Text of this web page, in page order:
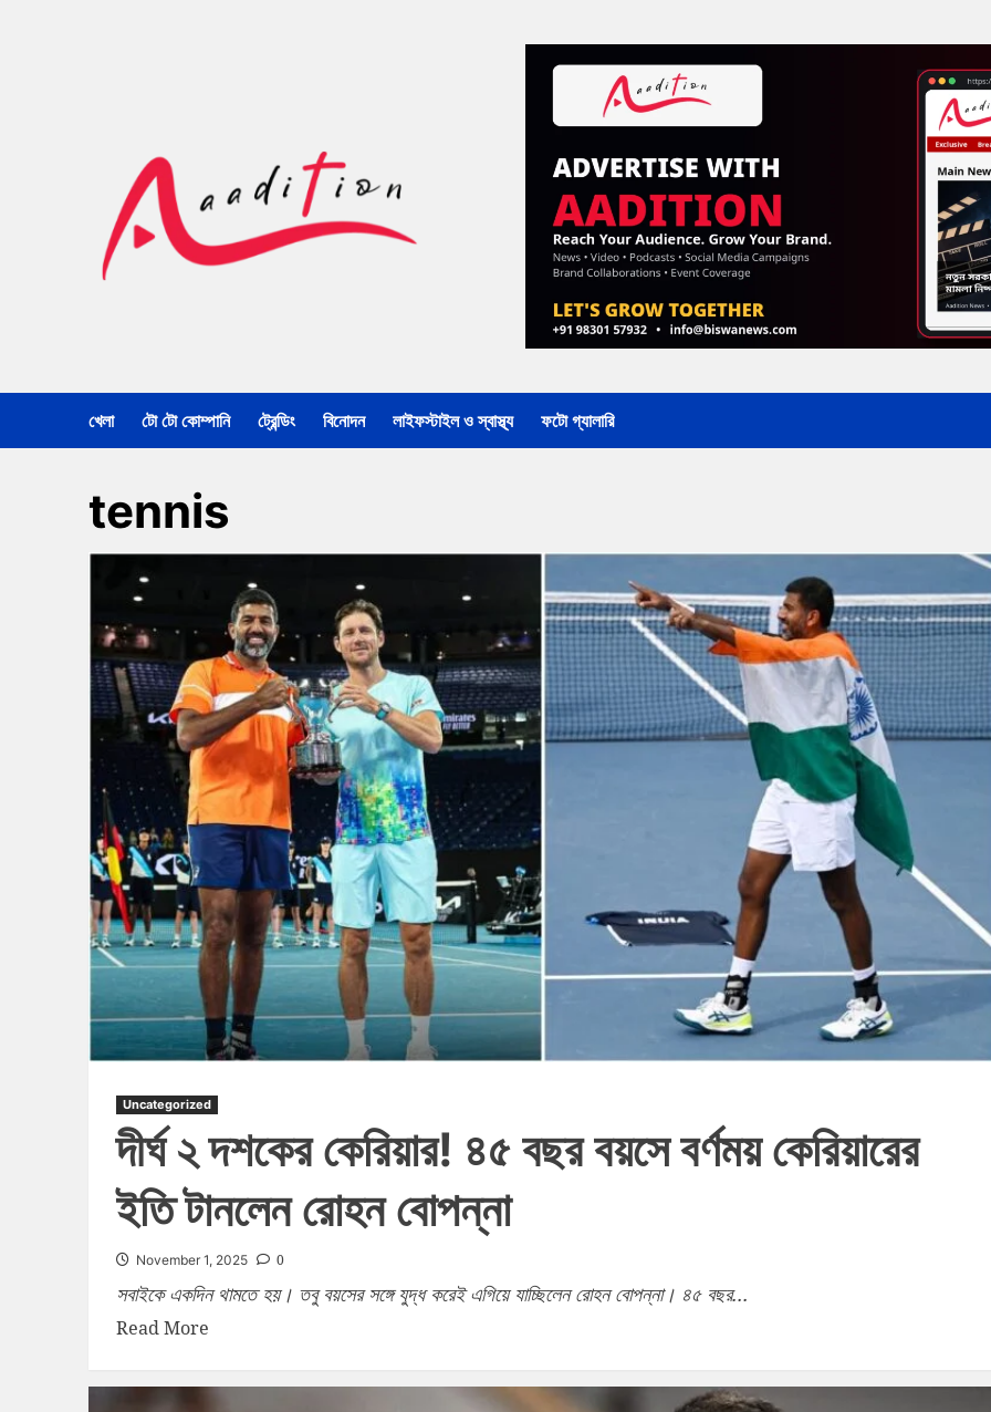
খেলা টো টো কোম্পানি ট্রেন্ডিং বিনোদন লাইফস্টাইল ও স্বাস্থ্য ফটো গ্যালারি
tennis
Uncategorized
দীর্ঘ ২ দশকের কেরিয়ার! ৪৫ বছর বয়সে বর্ণময় কেরিয়ারের
ইতি টানলেন রোহন বোপন্না
November 1, 2025 0
সবাইকে একদিন থামতে হয়। তবু বয়সের সঙ্গে যুদ্ধ করেই এগিয়ে যাচ্ছিলেন রোহন বোপন্না। ৪৫ বছর...
Read More